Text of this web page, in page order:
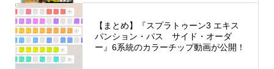
【まとめ】『スプラトゥーン3 エキス
パンション・パス サイド・オーダ
ー』6系統のカラーチップ動画が公開！